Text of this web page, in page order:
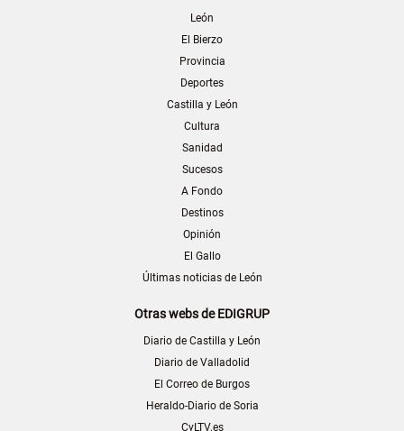
León
El Bierzo
Provincia
Deportes
Castilla y León
Cultura
Sanidad
Sucesos
A Fondo
Destinos
Opinión
El Gallo
Últimas noticias de León
Otras webs de EDIGRUP
Diario de Castilla y León
Diario de Valladolid
El Correo de Burgos
Heraldo-Diario de Soria
CyLTV.es